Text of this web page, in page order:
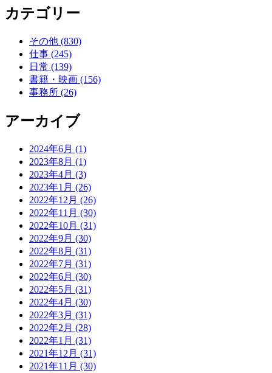
カテゴリー
その他 (830)
仕事 (245)
日常 (139)
書籍・映画 (156)
事務所 (26)
アーカイブ
2024年6月 (1)
2023年8月 (1)
2023年4月 (3)
2023年1月 (26)
2022年12月 (26)
2022年11月 (30)
2022年10月 (31)
2022年9月 (30)
2022年8月 (31)
2022年7月 (31)
2022年6月 (30)
2022年5月 (31)
2022年4月 (30)
2022年3月 (31)
2022年2月 (28)
2022年1月 (31)
2021年12月 (31)
2021年11月 (30)